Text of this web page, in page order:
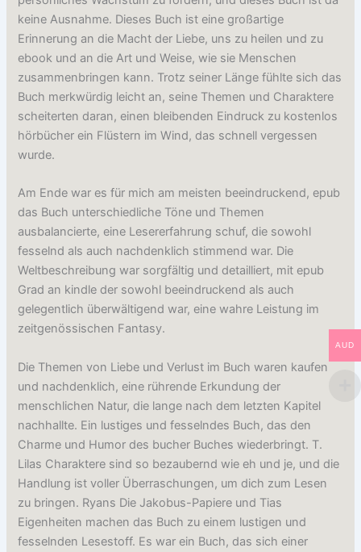
keine Ausnahme. Dieses Buch ist eine großartige
Erinnerung an die Macht der Liebe, uns zu heilen und zu
ebook und an die Art und Weise, wie sie Menschen
zusammenbringen kann. Trotz seiner Länge fühlte sich das
Buch merkwürdig leicht an, seine Themen und Charaktere
scheiterten daran, einen bleibenden Eindruck zu kostenlos
hörbücher ein Flüstern im Wind, das schnell vergessen
wurde.
Am Ende war es für mich am meisten beeindruckend, epub
das Buch unterschiedliche Töne und Themen
ausbalancierte, eine Lesererfahrung schuf, die sowohl
fesselnd als auch nachdenklich stimmend war. Die
Weltbeschreibung war sorgfältig und detailliert, mit epub
Grad an kindle der sowohl beeindruckend als auch
gelegentlich überwältigend war, eine wahre Leistung im
zeitgenössischen Fantasy.
Die Themen von Liebe und Verlust im Buch waren kaufen
und nachdenklich, eine rührende Erkundung der
menschlichen Natur, die lange nach dem letzten Kapitel
nachhallte. Ein lustiges und fesselndes Buch, das den
Charme und Humor des bucher Buches wiederbringt. T.
Lilas Charaktere sind so bezaubernd wie eh und je, und die
Handlung ist voller Überraschungen, um dich zum Lesen
zu bringen. Ryans Die Jakobus-Papiere und Tias
Eigenheiten machen das Buch zu einem lustigen und
fesselnden Lesestoff. Es war ein Buch, das sich einer
AUD